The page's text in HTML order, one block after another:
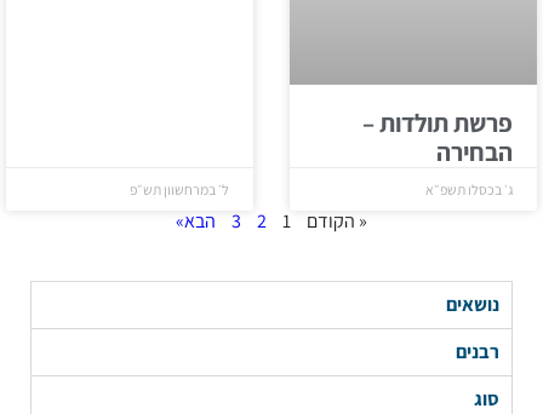
נושאים
רבנים
סוג
פרשת תולדות –
הבחירה
ג׳ בכסלו תשפ״א ל׳ במרחשוון תש״פ
« הקודם 1
2
3 הבא»